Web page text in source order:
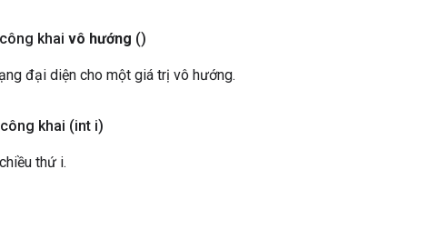
khai vô hướng ()
đại diện cho một giá trị vô hướng.
khai (int i)
thứ i.